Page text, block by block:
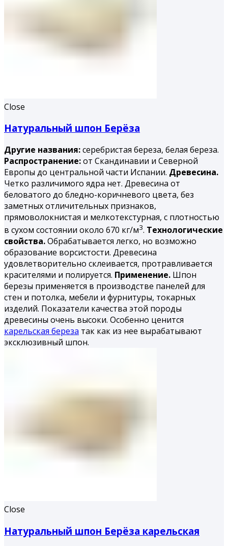
Close
Натуральный шпон Берёза
Другие названия:серебристая береза, белая береза.
Распространение:от Скандинавии и Северной
Европы до центральной части Испании. Древесина.
Четко различимого ядра нет. Древесина от
беловатого до бледно-коричневого цвета, без
заметных отличительных признаков,
прямоволокнистая и мелкотекстурная, с плотностью
в сухом состоянии около 670 кг/м3. Технологические
свойства.Обрабатывается легко, но возможно
образование ворсистости. Древесина
удовлетворительно склеивается, протравливается
красителями и полируется. Применение. Шпон
березы применяется в производстве панелей для
стен и потолка, мебели и фурнитуры, токарных
изделий. Показатели качества этой породы
древесины очень высоки. Особенно ценится
карельская береза так как из нее вырабатывают
эксклюзивный шпон.
Close
Натуральный шпон Берёза карельская